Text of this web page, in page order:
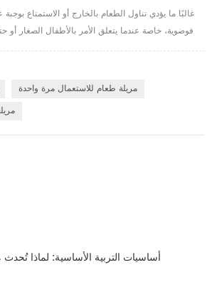
غالبًا ما يؤدي تناول الطعام بالخارج أو الاستمتاع
فوضوية، خاصة عندما يتعلق الأمر بالأطفال الصغار أو
انسكاب الطعام. هذا هو المكان الذي تكون فيه
مفيدة. توفر مريلة الطعام التي تستخدم لمرة واحدة حلاً
والحفاظ على نظافة ملابسك أثناء الاستمتاع
مريلة طعام للاستعمال مرة واحدة
أساسيات التربية الأساسية: لماذا تُحدث